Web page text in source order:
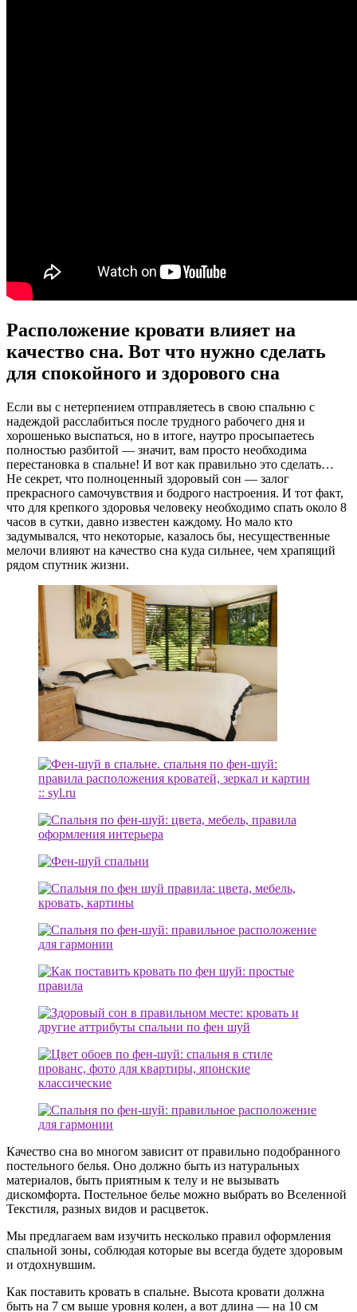
Расположение кровати влияет на
качество сна. Вот что нужно сделать
для спокойного и здорового сна
Если вы с нетерпением отправляетесь в свою спальню с
надеждой расслабиться после трудного рабочего дня и
хорошенько выспаться, но в итоге, наутро просыпаетесь
полностью разбитой — значит, вам просто необходима
перестановка в спальне! И вот как правильно это сделать…
Не секрет, что полноценный здоровый сон — залог
прекрасного самочувствия и бодрого настроения. И тот факт,
что для крепкого здоровья человеку необходимо спать около 8
часов в сутки, давно известен каждому. Но мало кто
задумывался, что некоторые, казалось бы, несущественные
мелочи влияют на качество сна куда сильнее, чем храпящий
рядом спутник жизни.
Качество сна во многом зависит от правильно подобранного
постельного белья. Оно должно быть из натуральных
материалов, быть приятным к телу и не вызывать
дискомфорта. Постельное белье можно выбрать во Вселенной
Текстиля, разных видов и расцветок.
Мы предлагаем вам изучить несколько правил оформления
спальной зоны, соблюдая которые вы всегда будете здоровым
и отдохнувшим.
Как поставить кровать в спальне. Высота кровати должна
быть на 7 см выше уровня колен, а вот длина — на 10 см